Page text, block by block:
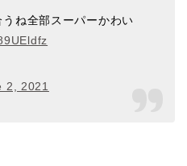
ね全部スーパーかわい
2, 2021